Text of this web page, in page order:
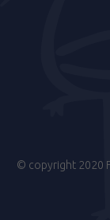
© copyright 2020